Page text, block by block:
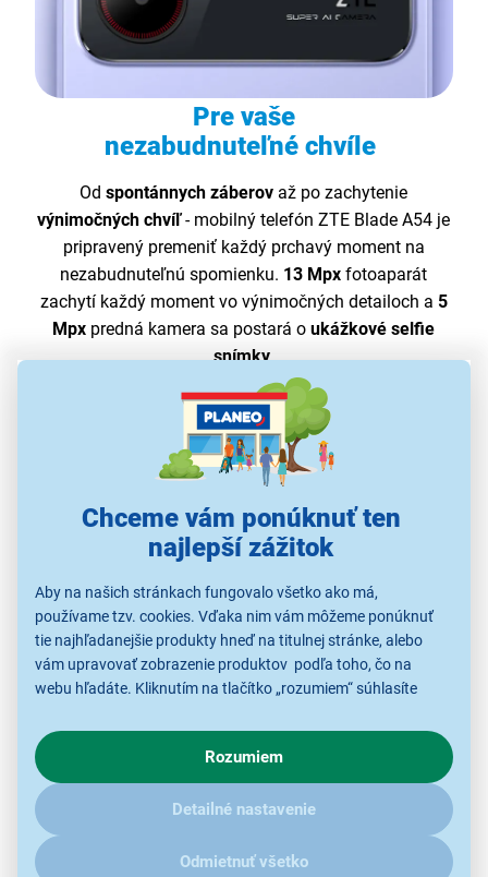
Chceme vám ponúknuť ten
najlepší zážitok
Aby na našich stránkach fungovalo všetko ako má,
používame tzv. cookies. Vďaka nim vám môžeme ponúknuť
tie najhľadanejšie produkty hneď na titulnej stránke, alebo
vám upravovať zobrazenie produktov podľa toho, čo na
webu hľadáte. Kliknutím na tlačítko „rozumiem“ súhlasíte
o chovaní na webe pre zobrazovaní cielených reklám.
V prípade že vás zaujímajú detaily, ako u nás s cookies a
ďalšími údaji pracujeme, kliknitesem.
Rozumiem
Detailné nastavenie
Odmietnuť všetko
Pre vaše
nezabudnuteľné chvíle
Odspontánnych záberov až po zachytenie
výnimočných chvíľ- mobilný telefón ZTE Blade A54 je
pripravený premeniť každý prchavý moment na
nezabudnuteľnú spomienku. 13 Mpx fotoaparát
zachytí každý moment vo výnimočných detailoch a 5
Mpx predná kamera sa postará oukážkové selfie
snímky.
Dochádza vášmu smartfónu pri náročných
aplikáciách dych? So ZTE Blade A54 môžete byť bez
obáv.
vám dopraje až8
dynamickejRAM, ktorá naplno uvoľní